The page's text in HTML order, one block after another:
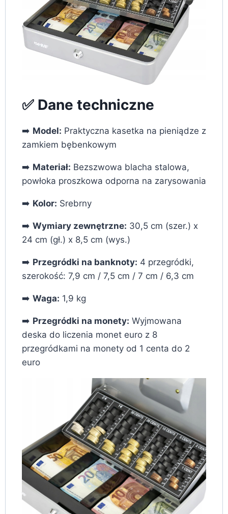
✅ Dane techniczne
➡️ Model: Praktyczna kasetka na pieniądze z
zamkiem bębenkowym
➡️ Materiał: Bezszwowa blacha stalowa,
powłoka proszkowa odporna na zarysowania
➡️ Kolor: Srebrny
➡️ Wymiary zewnętrzne: 30,5 cm (szer.) x
24 cm (gł.) x 8,5 cm (wys.)
➡️ Przegródki na banknoty: 4 przegródki,
szerokość: 7,9 cm / 7,5 cm / 7 cm / 6,3 cm
➡️ Waga: 1,9 kg
➡️ Przegródki na monety: Wyjmowana
deska do liczenia monet euro z 8
przegródkami na monety od 1 centa do 2
euro